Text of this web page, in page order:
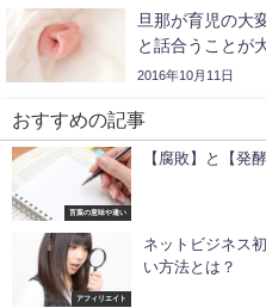
旦那が育児の大
と話合うことが
2016年10月11日
おすすめの記事
言葉の意味や違い
【腐敗】と【発
アフィリエイト
ネットビジネス
い方法とは？